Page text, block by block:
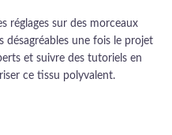
réglages sur des morceaux
désagréables une fois le projet
et suivre des tutoriels en
ce tissu polyvalent.